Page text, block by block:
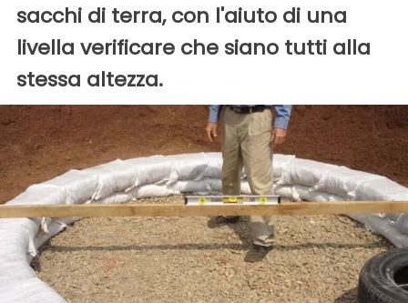
sacchi di terra, con l'aiuto di una
livella verificare che siano tutti alla
stessa altezza.